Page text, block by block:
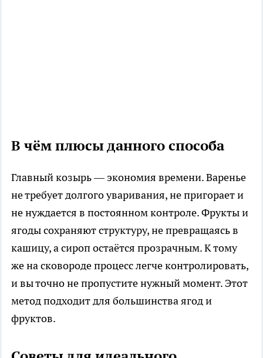
В чём плюсы данного способа
Главный козырь — экономия времени. Варенье
не требует долгого уваривания, не пригорает и
не нуждается в постоянном контроле. Фрукты и
ягоды сохраняют структуру, не превращаясь в
кашицу, а сироп остаётся прозрачным. К тому
же на сковороде процесс легче контролировать,
и вы точно не пропустите нужный момент. Этот
метод подходит для большинства ягод и
фруктов.